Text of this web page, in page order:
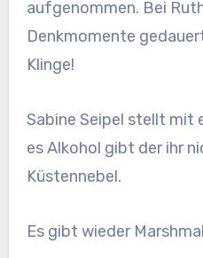
aufgenommen. Bei
Denkmomente
Klinge!
Sabine Seipel stellt mit
es Alkohol gibt der ihr
Küstennebel.
Es gibt wieder